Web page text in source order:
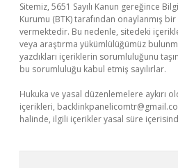
Sitemiz, 5651 Sayılı Kanun gereğince
Kurumu (BTK) tarafından onaylanmış
vermektedir. Bu nedenle, sitedeki
veya araştırma yükümlülüğümüz
yazdıkları içeriklerin sorumluluğunu
bu sorumluluğu kabul etmiş sayılırlar.
Hukuka ve yasal düzenlemelere aykırı
içerikleri,
halinde, ilgili içerikler yasal süre